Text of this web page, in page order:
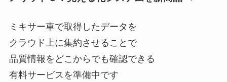
ミキサー車で取得したデータを
クラウド上に集約させることで
品質情報をどこからでも確認できる
有料サービスを準備中です